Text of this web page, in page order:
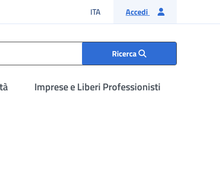
ITA Lingua italiana
Accedi
Ricerca
Imprese e Liberi Professionisti